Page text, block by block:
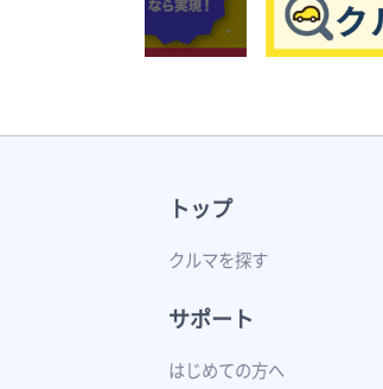
トップ
クルマを探す
サポート
はじめての方へ